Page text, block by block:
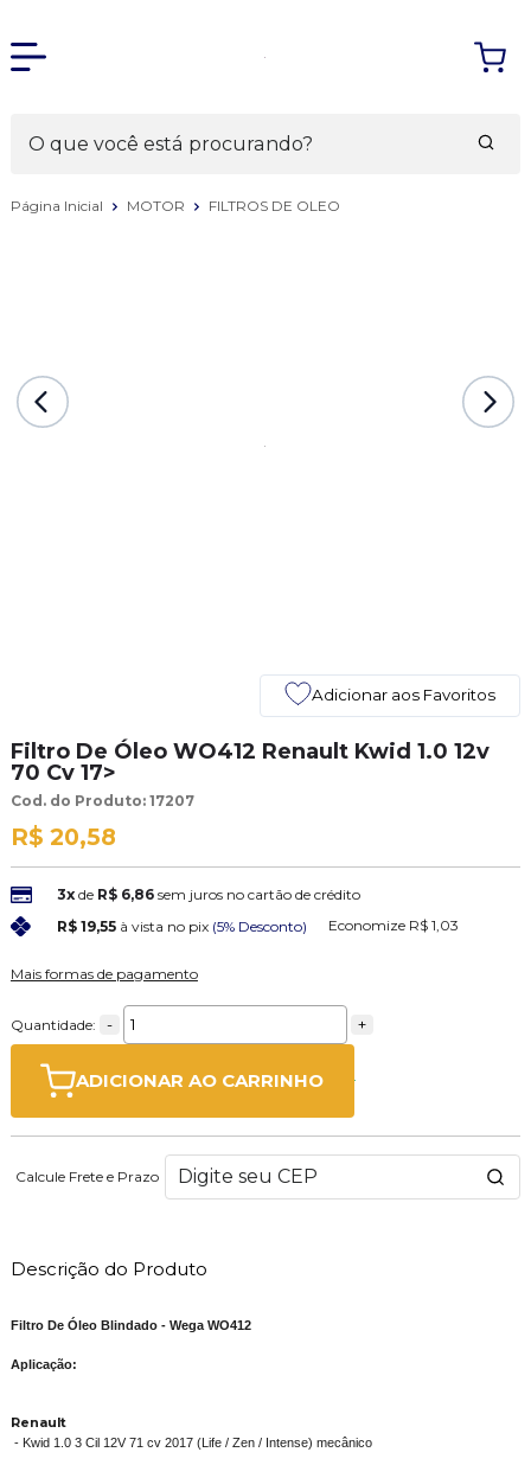
Página Inicial MOTOR FILTROS DE OLEO
Adicionar aos Favoritos
Filtro De Óleo WO412 Renault Kwid 1.0 12v
70 Cv 17>
Cod. do Produto: 17207
R$ 20,58
3xde R$ 6,86 sem juros no cartão de crédito
R$ 19,55 à vista no pix (5% Desconto) Economize R$ 1,03
Mais formas de pagamento
Quantidade: - +
ADICIONAR AO CARRINHO
Calcule Frete e Prazo
Descrição do Produto
Filtro De Óleo Blindado - Wega WO412
Aplicação:
Renault
- Kwid 1.0 3 Cil 12V 71 cv 2017 (Life / Zen / Intense) mecânico